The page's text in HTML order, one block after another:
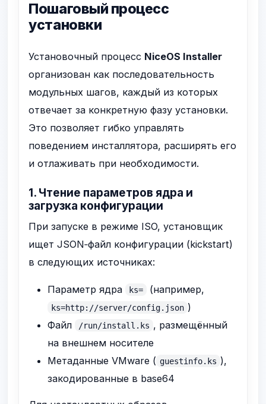
Пошаговый процесс
установки
Установочный процесс NiceOS Installer
организован как последовательность
модульных шагов, каждый из которых
отвечает за конкретную фазу установки.
Это позволяет гибко управлять
поведением инсталлятора, расширять его
и отлаживать при необходимости.
1. Чтение параметров ядра и
загрузка конфигурации
При запуске в режиме ISO, установщик
ищет JSON‑файл конфигурации (kickstart)
в следующих источниках:
Параметр ядра ks= (например,
ks=http://server/config.json )
Файл
/run/install.ks , размещённый
на внешнем носителе
Метаданные VMware ( guestinfo.ks ),
закодированные в base64